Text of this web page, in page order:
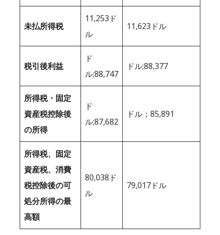
未払所得税
11,253ド
ル
11,623ドル
税引後利益
ド
ル;88,747
ドル;88,377
所得税・固定
資産税控除後
の所得
ド
ル;87,682
ドル；85,891
所得税、固定
資産税、消費
税控除後の可
処分所得の最
高額
80,038ド
ル
79,017ドル